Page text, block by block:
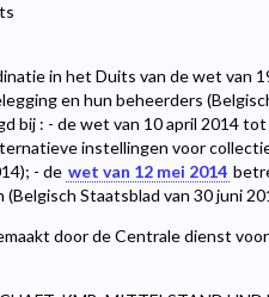
in het Duits van de wet van
en hun beheerders
bij : - de wet van 10 april 2014 tot
instellingen voor
- de wet van 12 mei 2014
Staatsblad van 30 juni
door de Centrale dienst